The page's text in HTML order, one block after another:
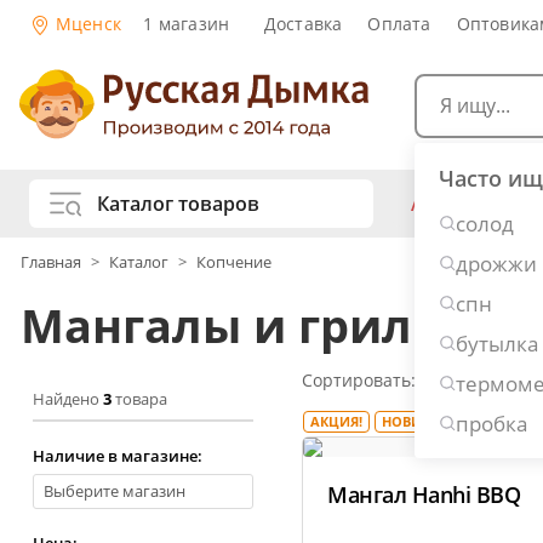
Мценск 1 магазин Доставка Оплата
Часто
солод
дрожжи
спн
бутылка
пробка
Каталог товаров
Копчение и колбасы
Консервирование
Дубовые бочки и кадки
Пивоварение
АКЦИИ
Рецепты
Виски
Ром
Джин
Наливки и
Рецепты еды
Главная > Каталог > Копчение
Мангалы и грили в
Найдено 3товара
Наличие в магазине:
Выберите магазин
Сортировать: Популярные
АКЦИЯ! НОВИНКА
Мангал Hanhi BBQ